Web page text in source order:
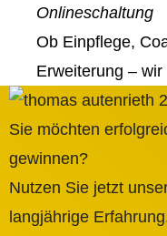
Onlineschaltung
Ob Einpflege,
Erweiterung –
Sie möchten
gewinnen?
Nutzen Sie jetzt
langjährige